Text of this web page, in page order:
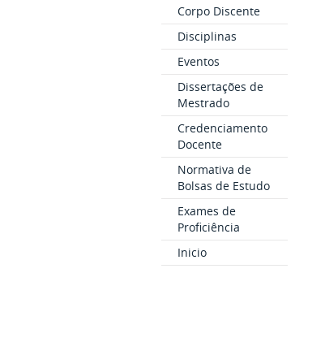
Corpo Discente
Disciplinas
Eventos
Dissertações de
Mestrado
Credenciamento
Docente
Normativa de
Bolsas de Estudo
Exames de
Proficiência
Inicio